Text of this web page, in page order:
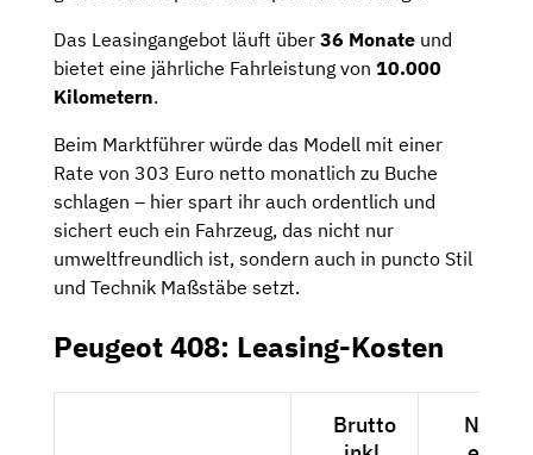
Das Leasingangebot läuft über 36 Monate und
bietet eine jährliche Fahrleistung von 10.000
Kilometern.
Beim Marktführer würde das Modell mit einer
Rate von 303 Euro netto monatlich zu Buche
schlagen – hier spart ihr auch ordentlich und
sichert euch ein Fahrzeug, das nicht nur
umweltfreundlich ist, sondern auch in puncto Stil
und Technik Maßstäbe setzt.
Peugeot 408: Leasing-Kosten
Brutto
Netto